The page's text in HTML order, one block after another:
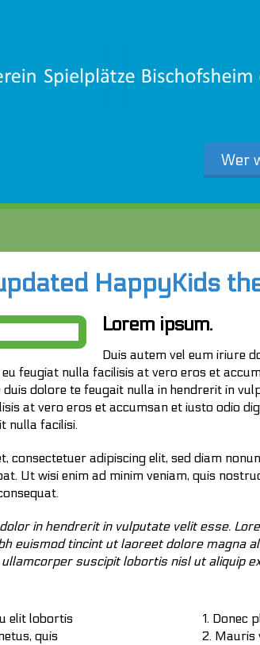
Wer
HappyKids
Lorem ipsum.
Duis autem vel eum iriure
feugiat nulla facilisis at vero eros et
dolore te feugait nulla in hendrerit in
at vero eros et accumsan et iusto odio
nulla facilisi.
consectetuer adipiscing elit, sed diam
Ut wisi enim ad minim veniam, quis
in hendrerit in vulputate velit esse.
euismod tincint ut laoreet dolore magna
suscipit lobortis nisl ut aliquip
elit lobortis
quis
Donec
Mauris